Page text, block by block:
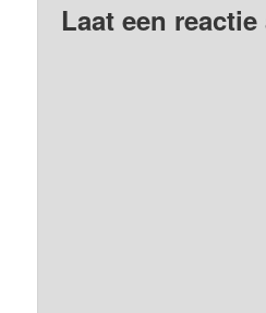
Laat een